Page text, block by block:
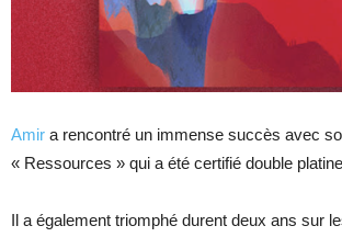
Amir a rencontré un immense succès avec
« Ressources » qui a été certifié double
Il a également triomphé durent deux ans sur